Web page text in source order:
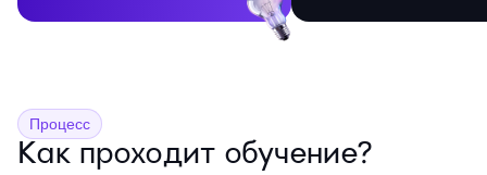
Процесс
Как проходит обучение?